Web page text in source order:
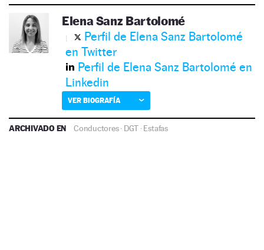
Elena Sanz Bartolomé
Perfil de Elena Sanz Bartolomé
en Twitter
Perfil de Elena Sanz Bartolomé en
Linkedin
VER BIOGRAFÍA
ARCHIVADO EN Conductores· DGT ·Estafas